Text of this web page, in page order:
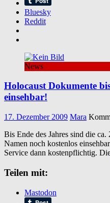
Bluesky
Reddit
News
Holocaust Dokumente
einsehbar!
17. Dezember 2009 Mara
Bis Ende des Jahres sind die
Namen noch kostenlos
Service dann kostenpflichtig.
Teilen mit:
Mastodon